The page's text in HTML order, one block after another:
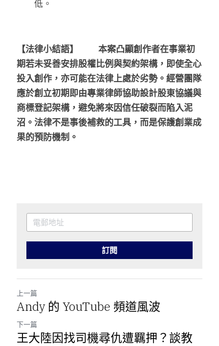
低。
【法律小結語】 　　本案凸顯創作者在事業初
期若未妥善安排股權比例與契約架構，即使全心
投入創作，亦可能在法律上處於劣勢。經營團隊
應於創立初期即由專業律師協助設計股東協議與
商標登記架構，避免將來因信任破裂而陷入泥
沼。法律不是事後補救的工具，而是保護創業成
果的預防機制。
訂閱
上一篇
Andy 的 YouTube 頻道風波
下一篇
王大陸因找司機尋仇遭羈押？談教